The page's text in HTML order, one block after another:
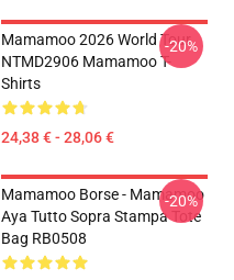
Mamamoo 2026 World Tour
NTMD2906 Mamamoo T-
Shirts
24,38 € - 28,06 €
-20%
Mamamoo Borse - Mamamoo
Aya Tutto Sopra Stampa Tote
Bag RB0508
-20%